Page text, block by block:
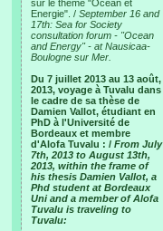
sur le thème "Océan et
Energie". / September 16 and
17th: Sea for Society
consultation forum - "Ocean
and Energy" - at Nausicaa-
Boulogne sur Mer.
Du 7 juillet 2013 au 13 août,
2013, voyage à Tuvalu dans
le cadre de sa thèse de
Damien Vallot, étudiant en
PhD à l'Université de
Bordeaux et membre
d'Alofa Tuvalu : / From July
7th, 2013 to August 13th,
2013, within the frame of
his thesis Damien Vallot, a
Phd student at Bordeaux
Uni and a member of Alofa
Tuvalu is traveling to
Tuvalu: